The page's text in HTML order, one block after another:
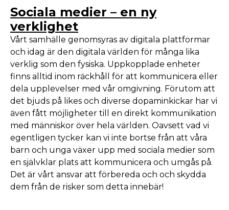
Sociala medier – en ny
verklighet
Vårt samhälle genomsyras av digitala plattformar
och idag är den digitala världen för många lika
verklig som den fysiska. Uppkopplade enheter
finns alltid inom räckhåll för att kommunicera eller
dela upplevelser med vår omgivning. Förutom att
det bjuds på likes och diverse dopaminkickar har vi
även fått möjligheter till en direkt kommunikation
med människor över hela världen. Oavsett vad vi
egentligen tycker kan vi inte bortse från att våra
barn och unga växer upp med sociala medier som
en självklar plats att kommunicera och umgås på.
Det är vårt ansvar att förbereda och och skydda
dem från de risker som detta innebär!